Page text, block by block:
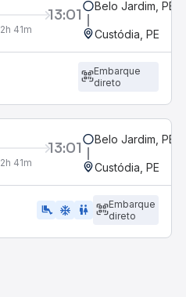
13:01
2h 41m
Belo Jardim, PE
Custódia, PE
Embarque
direto
13:01
2h 41m
Belo Jardim, PE
Custódia, PE
airline_seat_legroom_extra ac_unit wc
Embarque
direto